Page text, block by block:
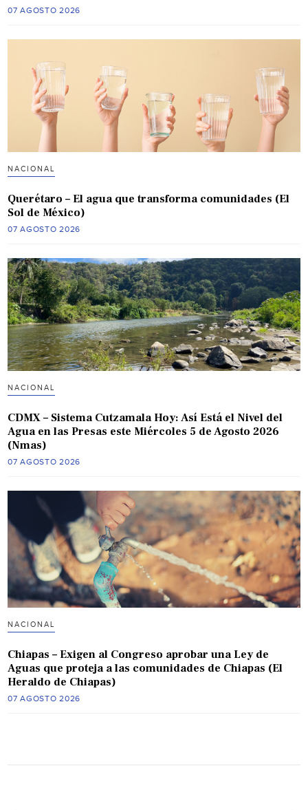
07 AGOSTO 2026
NACIONAL
Querétaro – El agua que transforma comunidades (El
Sol de México)
07 AGOSTO 2026
NACIONAL
CDMX – Sistema Cutzamala Hoy: Así Está el Nivel del
Agua en las Presas este Miércoles 5 de Agosto 2026
(Nmas)
07 AGOSTO 2026
NACIONAL
Chiapas – Exigen al Congreso aprobar una Ley de
Aguas que proteja a las comunidades de Chiapas (El
Heraldo de Chiapas)
07 AGOSTO 2026